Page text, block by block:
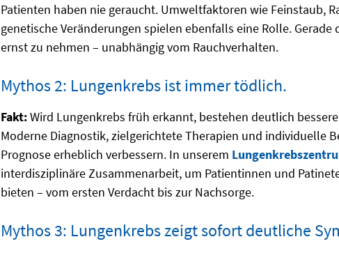
Patienten haben nie geraucht. Umweltfaktoren wie Feinstaub,
genetische Veränderungen spielen ebenfalls eine Rolle.
ernst zu nehmen – unabhängig vom Rauchverhalten.
Mythos 2: Lungenkrebs ist immer tödlich.
Fakt:Wird Lungenkrebs früh erkannt, bestehen deutlich
Moderne Diagnostik, zielgerichtete Therapien und individuelle
Prognose erheblich verbessern. In unserem
interdisziplinäre Zusammenarbeit, um Patientinnen und
bieten – vom ersten Verdacht bis zur Nachsorge.
Mythos 3: Lungenkrebs zeigt sofort deutliche